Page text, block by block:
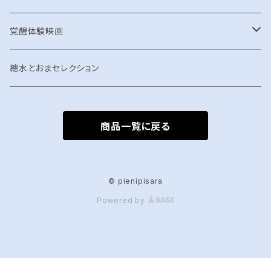
shucca+
shucca+ Live「神意開華 」
TOMA IMPACT
カミムスヒ
布ナプキン
覚醒体験映画
グッズ
總水とおまセレクション
商品一覧に戻る
© pienipisara
Powered by